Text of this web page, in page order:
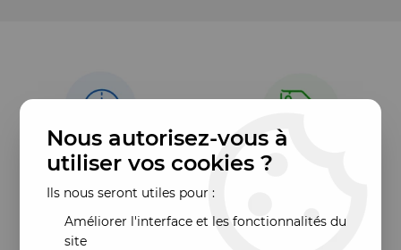
Nous autorisez-vous à
utiliser vos cookies ?
Ils nous seront utiles pour :
Améliorer l'interface et les fonctionnalités du
site